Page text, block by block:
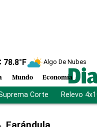
78.8°F Algo De Nubes
Mundo Economía
Corte Relevo
Farándula